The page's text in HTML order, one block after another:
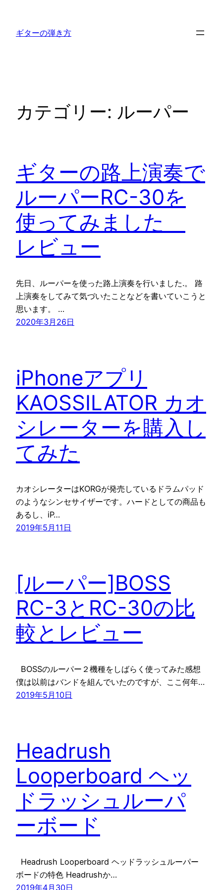
ギターの弾き方
カテゴリー: ルーパー
ギターの路上演奏で
ルーパーRC-30を
使ってみました
レビュー
先日、ルーパーを使った路上演奏を行いました.。 路
上演奏をしてみて気づいたことなどを書いていこうと
思います。 …
2020年3月26日
iPhoneアプリ
KAOSSILATOR カオ
シレーターを購入し
てみた
カオシレーターはKORGが発売しているドラムパッド
のようなシンセサイザーです。ハードとしての商品も
あるし、iP…
2019年5月11日
[ルーパー]BOSS
RC-3とRC-30の比
較とレビュー
BOSSのルーパー２機種をしばらく使ってみた感想
僕は以前はバンドを組んでいたのですが、ここ何年…
2019年5月10日
Headrush
Looperboard ヘッ
ドラッシュルーパ
ーボード
Headrush Looperboard ヘッドラッシュルーパー
ボードの特色 Headrushか…
2019年4月30日